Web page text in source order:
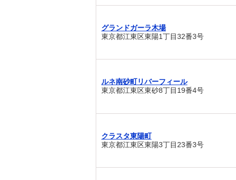
グランドガーラ木場
東京都江東区東陽1丁目32番3号
ルネ南砂町リバーフィール
東京都江東区東砂8丁目19番4号
クラスタ東陽町
東京都江東区東陽3丁目23番3号